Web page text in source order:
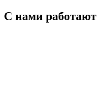
С нами работают